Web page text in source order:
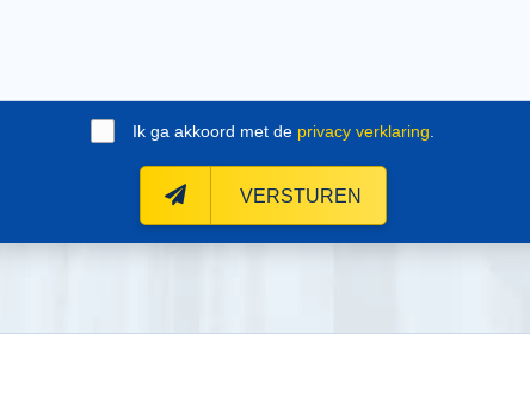
Ik ga akkoord met de privacy verklaring
VERSTUREN